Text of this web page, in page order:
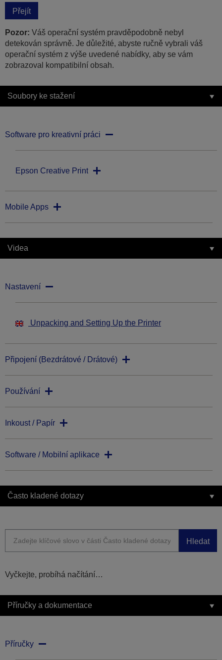
Přejít
Pozor: Váš operační systém pravděpodobně nebyl
detekován správně. Je důležité, abyste ručně vybrali váš
operační systém z výše uvedené nabídky, aby se vám
zobrazoval kompatibilní obsah.
Soubory ke stažení
Software pro kreativní práci
Epson Creative Print
Mobile Apps
Videa
Nastavení
Unpacking and Setting Up the Printer
Připojení (Bezdrátové / Drátové)
Používání
Inkoust / Papír
Software / Mobilní aplikace
Často kladené dotazy
Hledat
Vyčkejte, probíhá načítání…
Příručky a dokumentace
Příručky